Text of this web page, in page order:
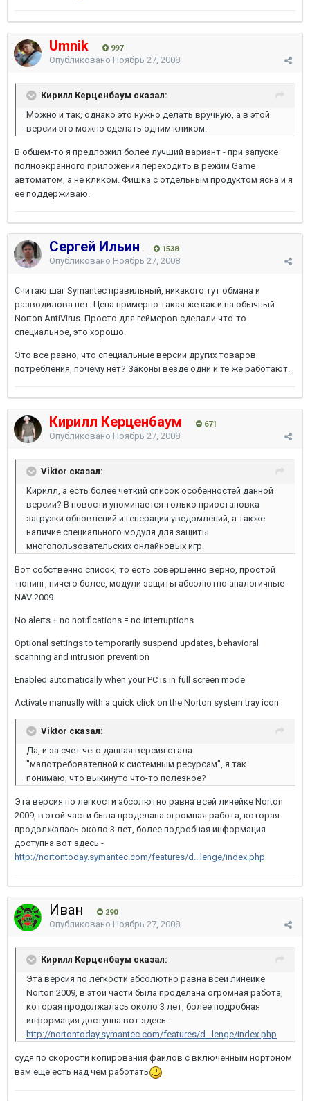
Umnik 997
Опубликовано Ноябрь 27, 2008
Кирилл Керценбаум сказал:
Можно и так, однако это нужно делать вручную, а в этой
версии это можно сделать одним кликом.
В общем-то я предложил более лучший вариант - при запуске
полноэкранного приложения переходить в режим Game
автоматом, а не кликом. Фишка с отдельным продуктом ясна и я
ее поддерживаю.
Сергей Ильин 1538
Опубликовано Ноябрь 27, 2008
Считаю шаг Symantec правильный, никакого тут обмана и
разводилова нет. Цена примерно такая же как и на обычный
Norton AntiVirus. Просто для геймеров сделали что-то
специальное, это хорошо.
Это все равно, что специальные версии других товаров
потребления, почему нет? Законы везде одни и те же работают.
Кирилл Керценбаум 671
Опубликовано Ноябрь 27, 2008
Viktor сказал:
Кирилл, а есть более четкий список особенностей данной
версии? В новости упоминается только приостановка
загрузки обновлений и генерации уведомлений, а также
наличие специального модуля для защиты
многопользовательских онлайновых игр.
Вот собственно список, то есть совершенно верно, простой
тюнинг, ничего более, модули защиты абсолютно аналогичные
NAV 2009:
No alerts + no notifications = no interruptions
Optional settings to temporarily suspend updates, behavioral
scanning and intrusion prevention
Enabled automatically when your PC is in full screen mode
Activate manually with a quick click on the Norton system tray icon
Viktor сказал:
Да, и за счет чего данная версия стала
"малотребователной к системным ресурсам", я так
понимаю, что выкинуто что-то полезное?
Эта версия по легкости абсолютно равна всей линейке Norton
2009, в этой части была проделана огромная работа, которая
продолжалась около 3 лет, более подробная информация
доступна вот здесь -
http://nortontoday.symantec.com/features/d...lenge/index.php
Иван 290
Опубликовано Ноябрь 27, 2008
Кирилл Керценбаум сказал:
Эта версия по легкости абсолютно равна всей линейке
Norton 2009, в этой части была проделана огромная работа,
которая продолжалась около 3 лет, более подробная
информация доступна вот здесь -
http://nortontoday.symantec.com/features/d...lenge/index.php
судя по скорости копирования файлов с включенным нортоном
вам еще есть над чем работать